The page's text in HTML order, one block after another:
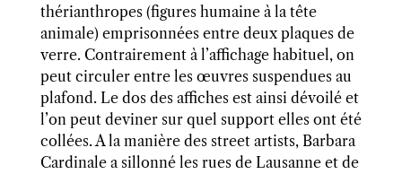
thérianthropes (figures humaine à la tête
animale) emprisonnées entre deux plaques de
verre. Contrairement à l’affichage habituel, on
peutcirculer entre les œuvres suspenduesau
plafond. Le dos des affiches est ainsi dévoilé et
l’on peut deviner sur quel support elles ont été
collées. A la manière des street artists, Barbara
Cardinale a sillonné les rues de Lausanne et de